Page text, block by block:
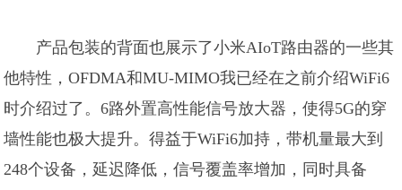
产品包装的背面也展示了小米AIoT路由器的一些其
他特性，OFDMA和MU-MIMO我已经在之前介绍WiFi6
时介绍过了。6路外置高性能信号放大器，使得5G的穿
墙性能也极大提升。得益于WiFi6加持，带机量最大到
248个设备，延迟降低，信号覆盖率增加，同时具备